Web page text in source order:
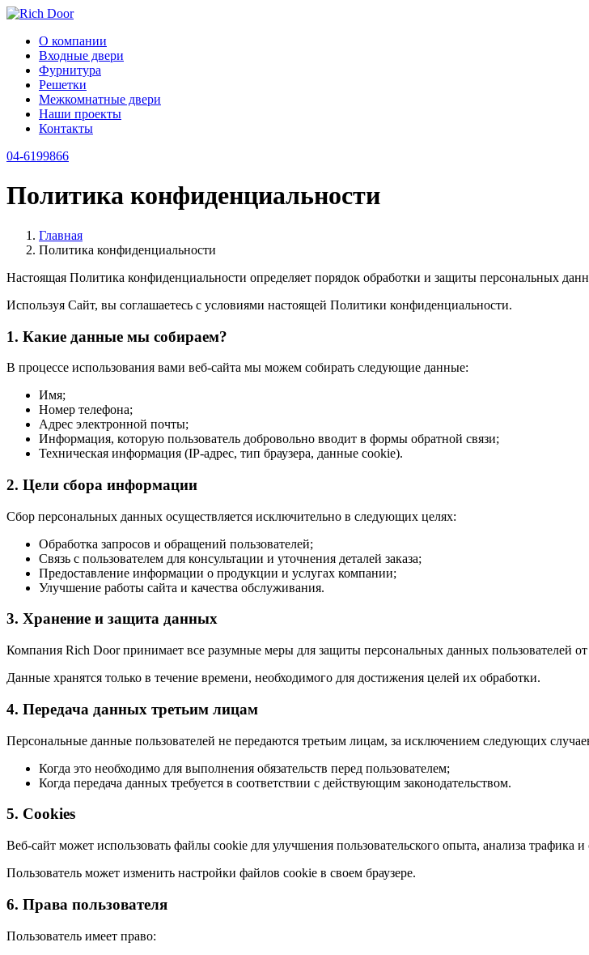
О компании
Входные двери
Фурнитура
Решетки
Межкомнатные двери
Наши проекты
Контакты
04-6199866
Политика конфиденциальности
Главная
Политика конфиденциальности
Настоящая Политика конфиденциальности определяет порядок обработки и защиты персональных
Используя Сайт, вы соглашаетесь с условиями настоящей Политики конфиденциальности.
1. Какие данные мы собираем?
В процессе использования вами веб-сайта мы можем собирать следующие данные:
Имя;
Номер телефона;
Адрес электронной почты;
Информация, которую пользователь добровольно вводит в формы обратной связи;
Техническая информация (IP-адрес, тип браузера, данные cookie).
2. Цели сбора информации
Сбор персональных данных осуществляется исключительно в следующих целях:
Обработка запросов и обращений пользователей;
Связь с пользователем для консультации и уточнения деталей заказа;
Предоставление информации о продукции и услугах компании;
Улучшение работы сайта и качества обслуживания.
3. Хранение и защита данных
Компания Rich Door принимает все разумные меры для защиты персональных данных пользователей
Данные хранятся только в течение времени, необходимого для достижения целей их обработки.
4. Передача данных третьим лицам
Персональные данные пользователей не передаются третьим лицам, за исключением следующих
Когда это необходимо для выполнения обязательств перед пользователем;
Когда передача данных требуется в соответствии с действующим законодательством.
5. Cookies
Веб-сайт может использовать файлы cookie для улучшения пользовательского опыта, анализа трафика
Пользователь может изменить настройки файлов cookie в своем браузере.
6. Права пользователя
Пользователь имеет право: